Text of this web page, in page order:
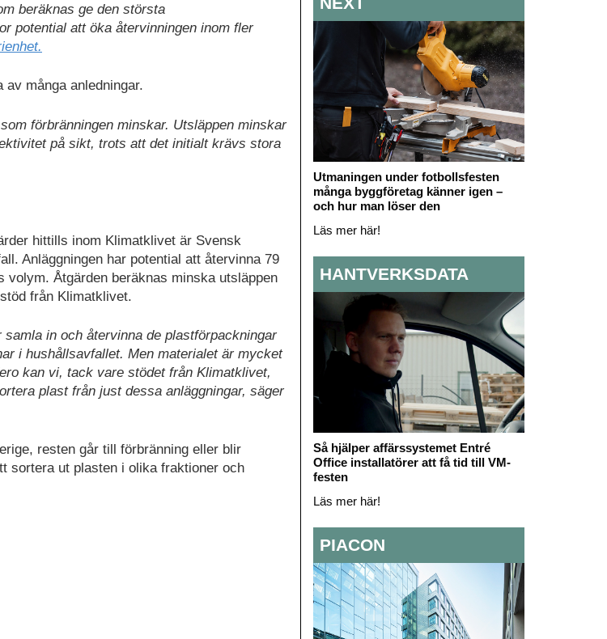
beräknas ge den största
potential att öka återvinningen inom fler
många anledningar.
förbränningen minskar. Utsläppen minskar
på sikt, trots att det initialt krävs stora
hittills inom Klimatklivet är Svensk
Anläggningen har potential att återvinna 79
Åtgärden beräknas minska utsläppen
från Klimatklivet.
in och återvinna de plastförpackningar
i hushållsavfallet. Men materialet är mycket
kan vi, tack vare stödet från Klimatklivet,
plast från just dessa anläggningar, säger
resten går till förbränning eller blir
sortera ut plasten i olika fraktioner och
Utmaningen under fotbollsfesten
många byggföretag känner igen –
och hur man löser den
Läs mer här!
HANTVERKSDATA
Så hjälper affärssystemet Entré
Office installatörer att få tid till VM-
festen
Läs mer här!
PIACON